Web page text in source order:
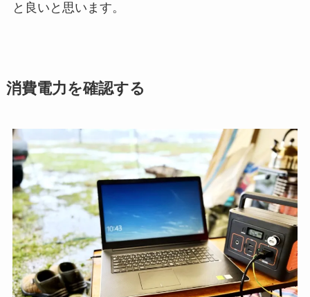
と良いと思います。
消費電力を確認する